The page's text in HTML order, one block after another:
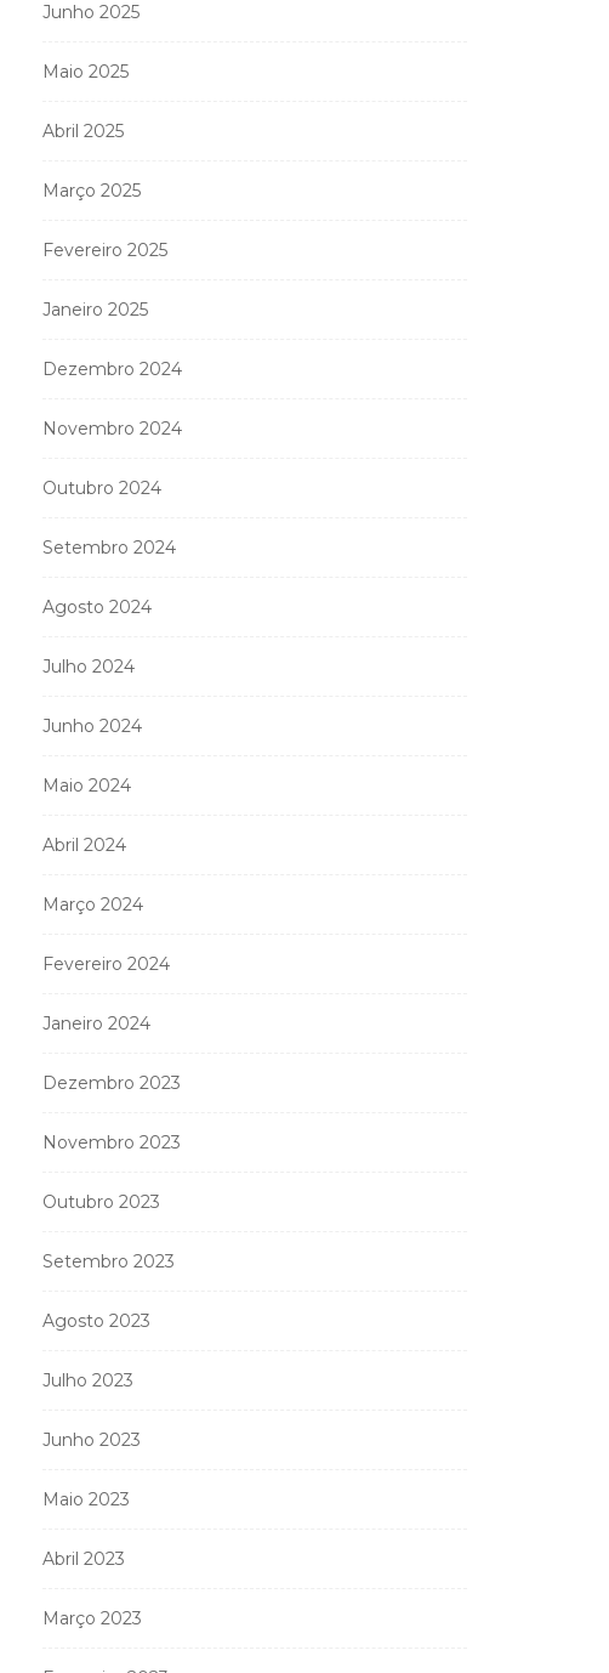
manda apreender os 20
Junho 2025
Maio 2025
Abril 2025
Março 2025
Fevereiro 2025
Janeiro 2025
Dezembro 2024
Novembro 2024
Outubro 2024
Setembro 2024
Agosto 2024
Julho 2024
Junho 2024
Maio 2024
Abril 2024
Março 2024
Fevereiro 2024
Janeiro 2024
Dezembro 2023
Novembro 2023
Outubro 2023
Setembro 2023
Agosto 2023
Julho 2023
Junho 2023
Maio 2023
Abril 2023
Março 2023